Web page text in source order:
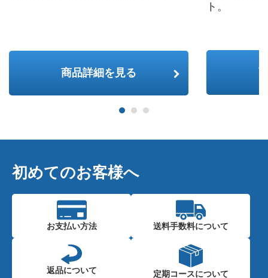
商品詳細を見る
ト。
初めてのお客様へ
お支払い方法 送料手数料について
返品について 定期コースについて